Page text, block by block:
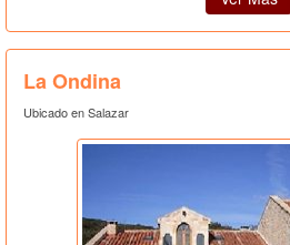
La Ondina
Ubicado en Salazar